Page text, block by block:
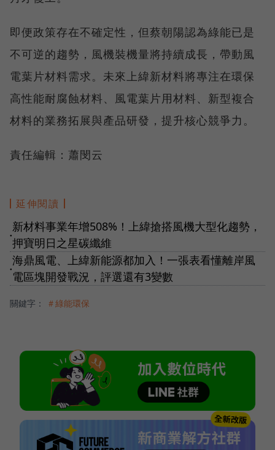
即便政策存在不確定性，但蔡朝陽認為綠能已是
不可逆的趨勢，風機裝機量將持續成長，帶動風
電葉片材料需求。未來上緯新材料將專注在環保
高性能耐腐蝕材料、風電葉片用材料、新型複合
材料的業務拓展與產品研發，提升核心競爭力。
責任編輯：蕭閔云
延伸閱讀
●
新材料事業年增508%！上緯搶搭風機大型化趨勢，
押寶明日之星碳纖維
●
海鼎風電、上緯新能源都加入！一張表看懂離岸風
電區塊開發戰況，評選還有3變數
關鍵字： ＃綠能環保